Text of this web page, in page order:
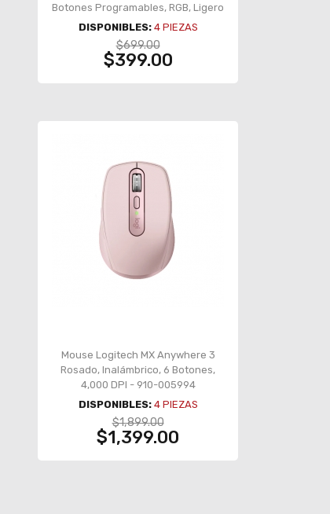
Botones Programables, RGB, Ligero
DISPONIBLES: 4PIEZAS
$699.00
$399.00
Mouse Logitech MX Anywhere 3
Rosado, Inalámbrico, 6 Botones,
4,000 DPI - 910-005994
DISPONIBLES: 4PIEZAS
$1,899.00
$1,399.00